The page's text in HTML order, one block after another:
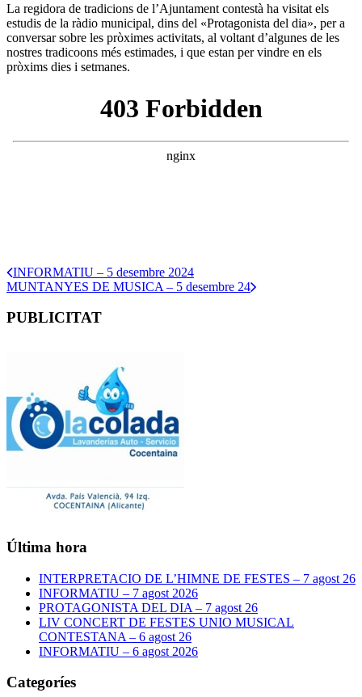
La regidora de tradicions de l’Ajuntament contestà ha visitat els
estudis de la ràdio municipal, dins del «Protagonista del dia», per a
conversar sobre les pròximes activitats, al voltant d’algunes de les
nostres tradicoons més estimades, i que estan per vindre en els
pròxims dies i setmanes.
INFORMATIU – 5 desembre 2024
MUNTANYES DE MUSICA – 5 desembre 24
PUBLICITAT
Última hora
INTERPRETACIO DE L’HIMNE DE FESTES – 7 agost 26
INFORMATIU – 7 agost 2026
PROTAGONISTA DEL DIA – 7 agost 26
LIV CONCERT DE FESTES UNIO MUSICAL
CONTESTANA – 6 agost 26
INFORMATIU – 6 agost 2026
Categoríes